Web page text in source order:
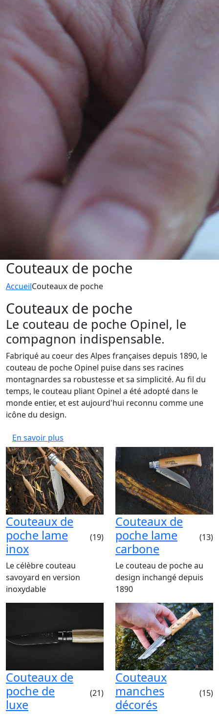
Couteaux de poche
AccueilCouteaux de poche
Couteaux de poche
Le couteau de poche Opinel, le
compagnon indispensable.
Fabriqué au coeur des Alpes françaises depuis 1890, le
couteau de poche Opinel puise dans ses racines
montagnardes sa robustesse et sa simplicité. Au fil du
temps, le couteau pliant Opinel a été adopté dans le
monde entier, et est aujourd'hui reconnu comme une
icône du design.
En savoir plus
Couteaux de
poche lame
inox
(19)
Le célèbre couteau
savoyard en version
inoxydable
Couteaux de
poche lame
carbone
(13)
Le couteau de poche au
design inchangé depuis
1890
Couteaux de
poche de
luxe
(21)
Couteaux
manches
décorés
(15)